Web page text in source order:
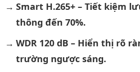
Smart H.265+ – Tiết kiệm
thông đến 70%.
WDR 120 dB – Hiển thị rõ
trường ngược sáng.